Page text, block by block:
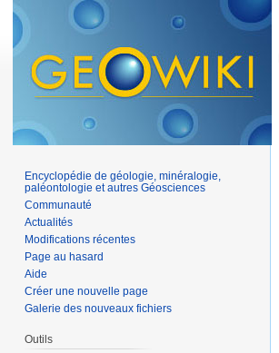
Encyclopédie de géologie, minéralogie,
paléontologie et autres Géosciences
Communauté
Actualités
Modifications récentes
Page au hasard
Aide
Créer une nouvelle page
Galerie des nouveaux fichiers
Outils